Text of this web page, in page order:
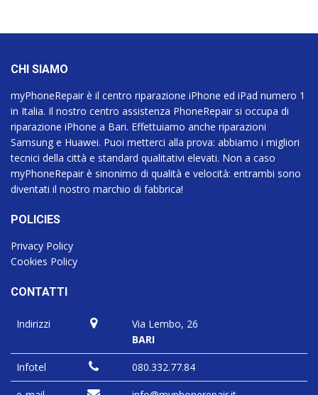
CHI SIAMO
myPhoneRepair è il centro riparazione iPhone ed iPad numero 1
in Italia. Il nostro centro assistenza PhoneRepair si occupa di
riparazione iPhone a Bari. Effettuiamo anche riparazioni
Samsung e Huawei. Puoi metterci alla prova: abbiamo i migliori
tecnici della città e standard qualitativi elevati. Non a caso
myPhoneRepair è sinonimo di qualità e velocità: entrambi sono
diventati il nostro marchio di fabbrica!
POLICIES
Privacy Policy
Cookies Policy
CONTATTI
Indirizzi
Via Lembo, 26
BARI
Infotel 080.332.77.84